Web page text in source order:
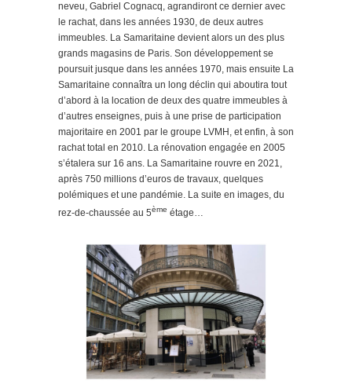
neveu, Gabriel Cognacq, agrandiront ce dernier avec
le rachat, dans les années 1930, de deux autres
immeubles. La Samaritaine devient alors un des plus
grands magasins de Paris. Son développement se
poursuit jusque dans les années 1970, mais ensuite La
Samaritaine connaîtra un long déclin qui aboutira tout
d’abord à la location de deux des quatre immeubles à
d’autres enseignes, puis à une prise de participation
majoritaire en 2001 par le groupe LVMH, et enfin, à son
rachat total en 2010. La rénovation engagée en 2005
s’étalera sur 16 ans. La Samaritaine rouvre en 2021,
après 750 millions d’euros de travaux, quelques
polémiques et une pandémie. La suite en images, du
rez-de-chaussée au 5ème étage…